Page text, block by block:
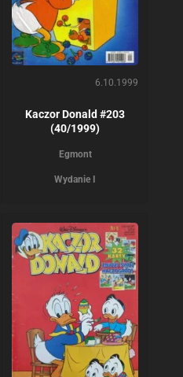
6.10.1999
Kaczor Donald #203
(40/1999)
Egmont
Wydanie I